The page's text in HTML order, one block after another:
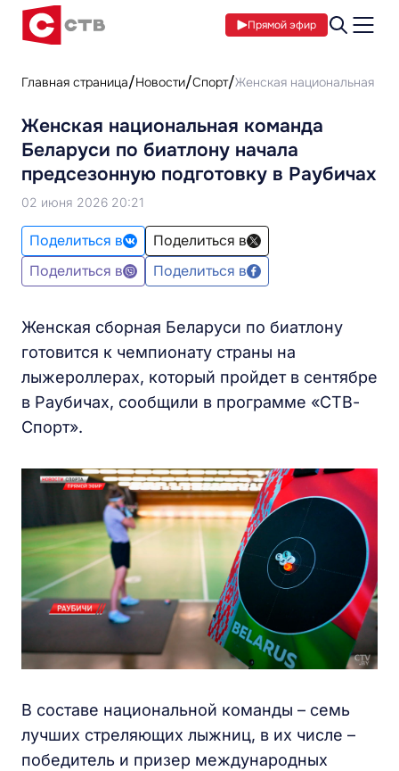
Прямой эфир
Главная страница Новости Спорт Женская национальная
Женская национальная команда
Беларуси по биатлону начала
предсезонную подготовку в Раубичах
02 июня 2026 20:21
Поделиться в
Поделиться в
Поделиться в
Поделиться в
Женская сборная Беларуси по биатлону
готовится к чемпионату страны на
лыжероллерах, который пройдет в сентябре
в Раубичах, сообщили в программе «СТВ-
Спорт».
В составе национальной команды – семь
лучших стреляющих лыжниц, в их числе –
победитель и призер международных